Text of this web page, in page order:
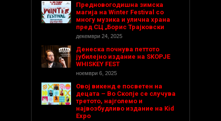
Предновогодишнa зимска
магија на Winter Festival со
многу музика и улична храна
пред СЦ „Борис Трајковски
декември 24, 2025
Денеска почнува петтото
јубилејно издание на SKOPJE
WHISKEY FEST
ноември 6, 2025
Овој викенд е посветен на
децата – Во Скопје се случува
третото, најголемо и
највозбудливо издание на Kid
Expo